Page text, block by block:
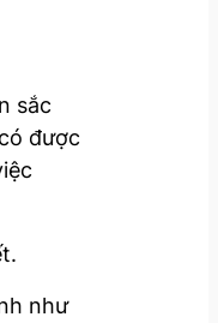
sắc
được
như